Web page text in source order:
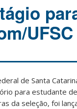
UFSC
de Santa
para estudante de
da seleção, foi